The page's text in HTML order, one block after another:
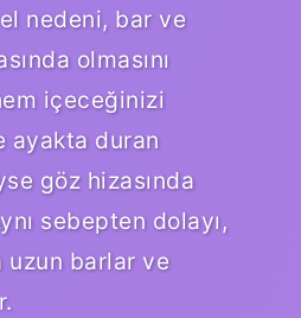
nedeni, bar ve
olmasını
içeceğinizi
ayakta duran
göz hizasında
sebepten dolayı,
uzun barlar ve